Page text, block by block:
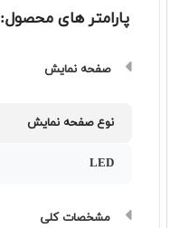
پارامتر های محصول:
صفحه نمایش
نوع صفحه نمایش
LED
مشخصات کلی